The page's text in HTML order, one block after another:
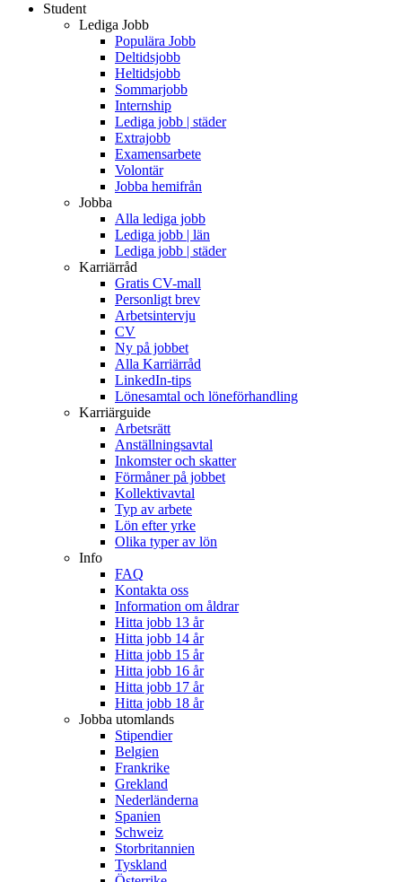
Student
Lediga Jobb
Populära Jobb
Deltidsjobb
Heltidsjobb
Sommarjobb
Internship
Lediga jobb | städer
Extrajobb
Examensarbete
Volontär
Jobba hemifrån
Jobba
Alla lediga jobb
Lediga jobb | län
Lediga jobb | städer
Karriärråd
Gratis CV-mall
Personligt brev
Arbetsintervju
CV
Ny på jobbet
Alla Karriärråd
LinkedIn-tips
Lönesamtal och löneförhandling
Karriärguide
Arbetsrätt
Anställningsavtal
Inkomster och skatter
Förmåner på jobbet
Kollektivavtal
Typ av arbete
Lön efter yrke
Olika typer av lön
Info
FAQ
Kontakta oss
Information om åldrar
Hitta jobb 13 år
Hitta jobb 14 år
Hitta jobb 15 år
Hitta jobb 16 år
Hitta jobb 17 år
Hitta jobb 18 år
Jobba utomlands
Stipendier
Belgien
Frankrike
Grekland
Nederländerna
Spanien
Schweiz
Storbritannien
Tyskland